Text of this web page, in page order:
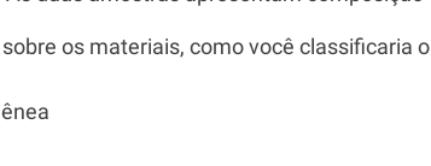
os materiais, como você classificaria